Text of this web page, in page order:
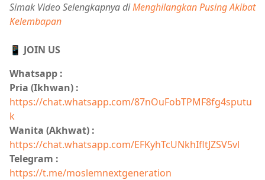
Simak Video Selengkapnya diMenghilangkan Pusing Akibat
Kelembapan
📱 JOIN US
Whatsapp :
Pria (Ikhwan) :
https://chat.whatsapp.com/87nOuFobTPMF8fg4sputu
k
Wanita (Akhwat) :
https://chat.whatsapp.com/EFKyhTcUNkhIfltJZSV5vl
Telegram :
https://t.me/moslemnextgeneration